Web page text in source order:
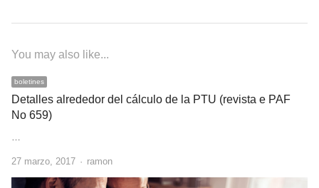
You may also like...
boletines
Detalles alrededor del cálculo de la PTU (revista e PAF
No 659)
27 marzo, 2017 Author
ramon